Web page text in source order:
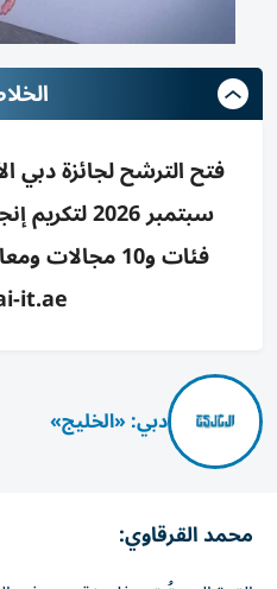
فئات و10
it.ae
دبي: «الخليج»
محمد القرقاوي: